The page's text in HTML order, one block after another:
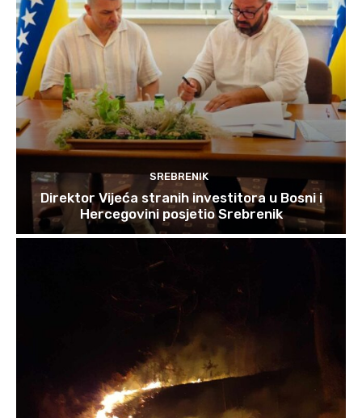
SREBRENIK
Direktor Vijeća stranih investitora u Bosni i
Hercegovini posjetio Srebrenik